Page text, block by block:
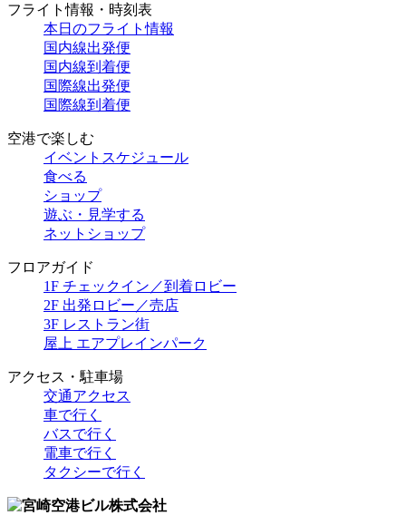
フライト情報・時刻表
本日のフライト情報
国内線出発便
国内線到着便
国際線出発便
国際線到着便
空港で楽しむ
イベントスケジュール
食べる
ショップ
遊ぶ・見学する
ネットショップ
フロアガイド
1F チェックイン／到着ロビー
2F 出発ロビー／売店
3F レストラン街
屋上 エアプレインパーク
アクセス・駐車場
交通アクセス
車で行く
バスで行く
電車で行く
タクシーで行く